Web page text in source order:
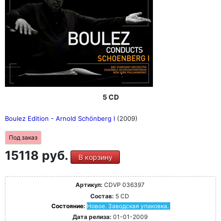
5 CD
Boulez Edition - Arnold Schönberg I (2009)
Под заказ
15118 руб. В корзину
Артикул: CDVP 036397
Состав: 5 CD
Состояние: Новое. Заводская упаковка.
Дата релиза: 01-01-2009